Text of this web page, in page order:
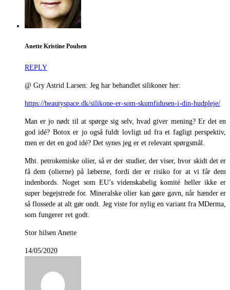
Anette Kristine Poulsen
REPLY
@ Gry Astrid Larsen: Jeg har behandlet silikoner her:
https://beautyspace.dk/silikone-er-som-skumfidusen-i-din-hudpleje/
Man er jo nødt til at spørge sig selv, hvad giver mening? Er det en
god idé? Botox er jo også fuldt lovligt ud fra et fagligt perspektiv,
men er det en god idé? Det synes jeg er et relevant spørgsmål.
Mht. petrokemiske olier, så er der studier, der viser, hvor skidt det er
få dem (olierne) på læberne, fordi der er risiko for at vi får dem
indenbords. Noget som EU’s videnskabelig komité heller ikke er
super begejstrede for. Mineralske olier kan gøre gavn, når hænder er
så flossede at alt gør ondt. Jeg viste for nylig en variant fra MDerma,
som fungerer ret godt.
Stor hilsen Anette
14/05/2020